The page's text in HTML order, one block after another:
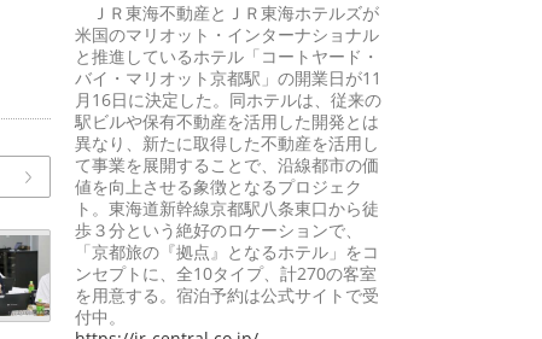
ＪＲ東海不動産とＪＲ東海ホテルズが
米国のマリオット・インターナショナル
と推進しているホテル「コートヤード・
バイ・マリオット京都駅」の開業日が11
月16日に決定した。同ホテルは、従来の
駅ビルや保有不動産を活用した開発とは
異なり、新たに取得した不動産を活用し
て事業を展開することで、沿線都市の価
値を向上させる象徴となるプロジェク
ト。東海道新幹線京都駅八条東口から徒
歩３分という絶好のロケーションで、
「京都旅の『拠点』となるホテル」をコ
ンセプトに、全10タイプ、計270の客室
を用意する。宿泊予約は公式サイトで受
付中。